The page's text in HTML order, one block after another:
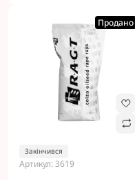
Продано
Закінчився
Артикул: 3619